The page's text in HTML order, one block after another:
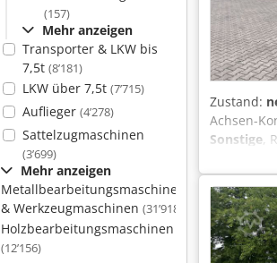
(157)
Mehr anzeigen
Transporter & LKW bis
7,5t (8’181)
LKW über 7,5t (7’715)
Auflieger (4’278)
Sattelzugmaschinen
(3’699)
Mehr anzeigen
Metallbearbeitungsmaschinen
& Werkzeugmaschinen (31’918)
Holzbearbeitungsmaschinen
(12’156)
Zustand:
Achsen-
Sonstige,
Biodiesel,
1.000
2.530
4 x
hinten,